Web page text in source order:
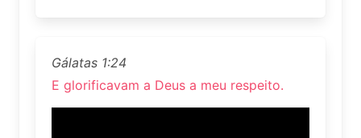
Gálatas 1:24
E glorificavam a Deus a meu respeito.